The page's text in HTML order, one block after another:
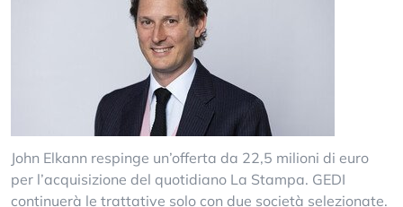
John Elkann respinge un’offerta da 22,5 milioni di euro
per l’acquisizione del quotidiano La Stampa. GEDI
continuerà le trattative solo con due società selezionate.